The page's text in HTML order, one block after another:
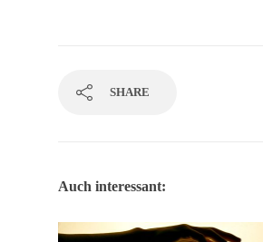
SHARE
Auch interessant: